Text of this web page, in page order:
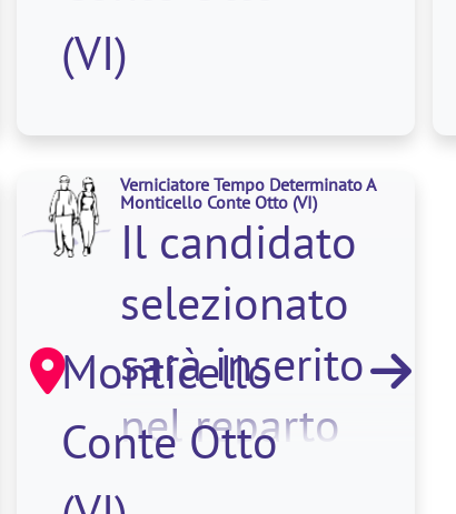
di <strong
(VI)
Verniciatore Tempo Determinato A
Monticello Conte Otto (VI)
Il candidato
selezionato
sarà inserito
nel reparto
produttivo e si
Monticello
Conte Otto